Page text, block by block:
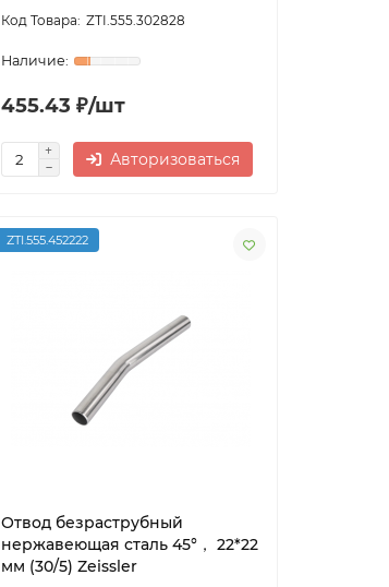
ZTI.555.302828
455.43 ₽/шт
Авторизоваться
ZTI.555.452222
Отвод безраструбный
нержавеющая сталь 45°， 22*22
мм (30/5) Zeissler